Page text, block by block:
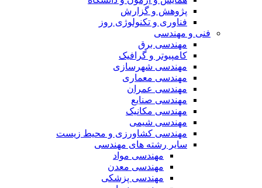
پژوهش و گزارش
فناوری و تکنولوژی روز
فنی و مهندسی
مهندسی برق
کامپیوتر و گرافیک
مهندسی شهرسازی
مهندسی معماری
مهندسی عمران
مهندسی صنایع
مهندسی مکانیک
مهندسی شیمی
مهندسی کشاورزی و محیط زیست
سایر رشته های مهندسی
مهندسی مواد
مهندسی معدن
مهندسی پزشکی